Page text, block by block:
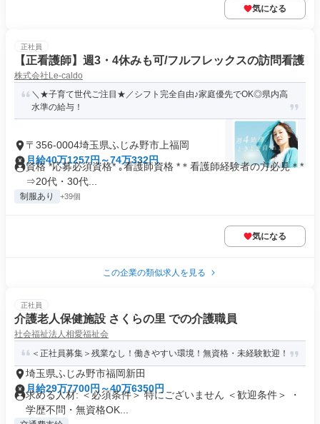
気になる
正社員
【正看護師】週3・4休みも可/フルフレックスの訪問看護
株式会社Le-caldo
＼★子育て世代ご注目★／シフト完全自由♪家庭優先でOK◎県内高
水準の給与！
〒356-0004埼玉県ふじみ野市上福岡
月給40万1257円～74万332円
資格 *応募必須資格* ｡看護師資格 *＊看護師経験者の方必見＊*
⇒20代・30代...
制服あり +39個
気になる
この企業の類似求人を見る
正社員
介護老人保健施設 さくらの里 での介護職員
社会福祉法人相愛福祉会
＜正社員募集＞残業なし！働きやすい環境！無資格・未経験歓迎！
埼玉県ふじみ野市福岡新田
月給29万7700円～40万6350円
求める人材: ＜必須条件＞ 特にございません ＜歓迎条件＞ ・
学歴不問・無資格OK...